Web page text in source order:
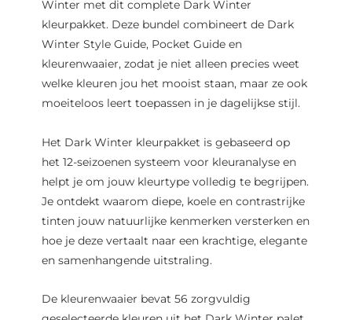
Winter met dit complete Dark Winter
kleurpakket. Deze bundel combineert de Dark
Winter Style Guide, Pocket Guide en
kleurenwaaier, zodat je niet alleen precies weet
welke kleuren jou het mooist staan, maar ze ook
moeiteloos leert toepassen in je dagelijkse stijl.
Het Dark Winter kleurpakket is gebaseerd op
het 12-seizoenen systeem voor kleuranalyse en
helpt je om jouw kleurtype volledig te begrijpen.
Je ontdekt waarom diepe, koele en contrastrijke
tinten jouw natuurlijke kenmerken versterken en
hoe je deze vertaalt naar een krachtige, elegante
en samenhangende uitstraling.
De kleurenwaaier bevat 56 zorgvuldig